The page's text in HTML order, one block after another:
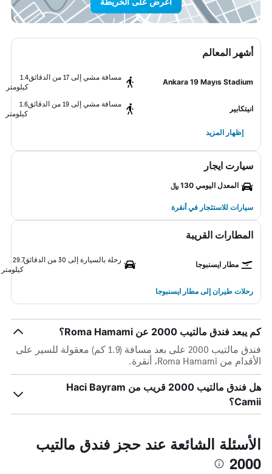
أشهر المعالم
Ankara 19 Mayıs Stadium
مسافة مشي إلى 17 من الدقائق
1.4
كيلومتر
انيتكابير
مسافة مشي إلى 19 من الدقائق
1.6
كيلومتر
إظهار المزيد
سيارت ايجار
المعدل اليومي 130 ﷼
سيارات للاستئجار في أنقرة
المطارات القريبة
مطار ايسنبوجا
رحلة بالسيارة إلى 30 من الدقائق
29.7
كيلومتر
رحلات طيران إلى مطار ايسنبوجا
كم يبعد فندق مالتيب 2000 عن Roma Hamami؟
فندق مالتيب 2000 على بعد مسافة (1.9 كم) معقولة للسير على
الأقدام من Roma Hamami، أنقرة.
هل فندق مالتيب 2000 قريب من Haci Bayram
Camii؟
الأسئلة الشائعة عند حجز فندق مالتيب
2000